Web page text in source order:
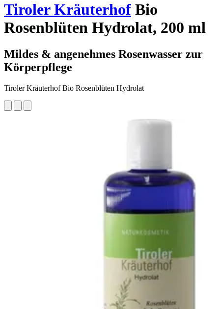
Tiroler Kräuterhof Bio
Rosenblüten Hydrolat, 200 ml
Mildes & angenehmes Rosenwasser zur
Körperpflege
Tiroler Kräuterhof Bio Rosenblüten Hydrolat